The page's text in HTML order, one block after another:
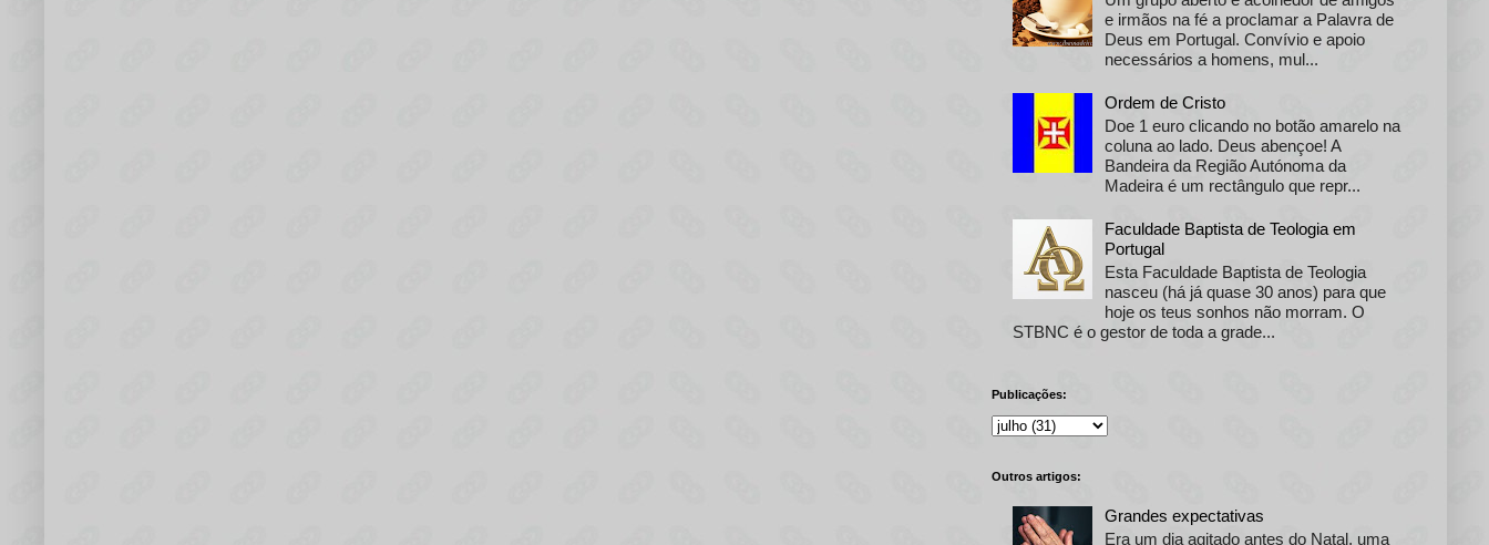
e irmãos na fé a proclamar a Palavra de
Deus em Portugal. Convívio e apoio
necessários a homens, mul...
Ordem de Cristo
Doe 1 euro clicando no botão amarelo na
coluna ao lado. Deus abençoe! A
Bandeira da Região Autónoma da
Madeira é um rectângulo que repr...
Faculdade Baptista de Teologia em
Portugal
Esta Faculdade Baptista de Teologia
nasceu (há já quase 30 anos) para que
hoje os teus sonhos não morram. O
STBNC é o gestor de toda a grade...
Publicações:
Outros artigos:
Grandes expectativas
Era um dia agitado antes do Natal, uma